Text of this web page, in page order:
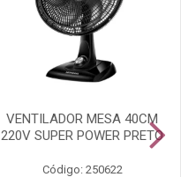
VENTILADOR MESA 40CM
220V SUPER POWER PRETO
Código: 250622